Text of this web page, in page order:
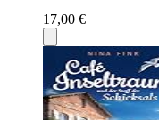
17,00 €